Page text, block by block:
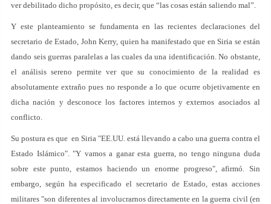
ver debilitado dicho propósito, es decir, que “las cosas están saliendo mal”.
Y este planteamiento se fundamenta en las recientes declaraciones del
secretario de Estado, John Kerry, quien ha manifestado que en Siria se están
dando seis guerras paralelas a las cuales da una identificación. No obstante,
el análisis sereno permite ver que su conocimiento de la realidad es
absolutamente extraño pues no responde a lo que ocurre objetivamente en
dicha nación y desconoce los factores internos y externos asociados al
conflicto.
Su postura es que en Siria "EE.UU. está llevando a cabo una guerra contra el
Estado Islámico". "Y vamos a ganar esta guerra, no tengo ninguna duda
sobre este punto, estamos haciendo un enorme progreso", afirmó. Sin
embargo, según ha especificado el secretario de Estado, estas acciones
militares "son diferentes al involucrarnos directamente en la guerra civil (en